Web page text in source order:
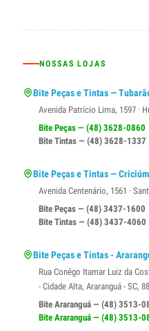
NOSSAS LOJAS
Bite Peças e Tintas —
Avenida Patrício Lima, 1597 ·
Bite Peças — (48) 3628-0860
Bite Tintas — (48) 3628-1337
Bite Peças e Tintas —
Avenida Centenário, 1561 ·
Bite Peças — (48) 3437-1600
Bite Tintas — (48) 3437-4060
Bite Peças e Tintas -
Rua Conêgo Itamar Luiz da
- Cidade Alta, Araranguá - SC,
Bite Araranguá — (48) 3513-
Bite Araranguá — (48) 3513-